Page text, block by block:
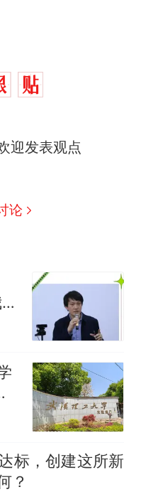
迎发表观点
论
标，创建这所新
？